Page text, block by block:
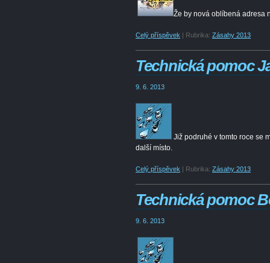
Že by nová oblíbená adresa
Celý příspěvek | Rubrika: Zásahy 2013
Technická pomoc
9. 6. 2013
Již podruhé v tomto roce se
další místo.
Celý příspěvek | Rubrika: Zásahy 2013
Technická pomoc
9. 6. 2013